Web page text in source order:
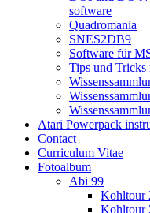
software
Quadromania
SNES2DB9
Software für
Tips und
Atari Powerpack
Contact
Curriculum Vitae
Fotoalbum
Abi 99
Kohltour
Kohltour